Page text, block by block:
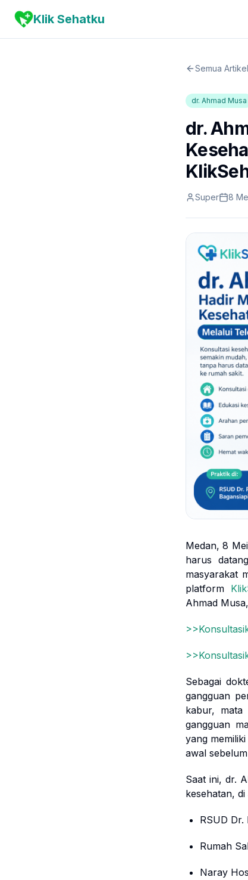
Klik Sehatku
Semua Artikel
dr. Ahmad Musa
dr.
Super 8
Medan, 8
harus
masyarakat
platform
Ahmad
Sebagai
gangguan
kabur, mata
gangguan
yang
awal
Saat ini, dr.
kesehatan,
RSUD Dr.
Rumah
Naray